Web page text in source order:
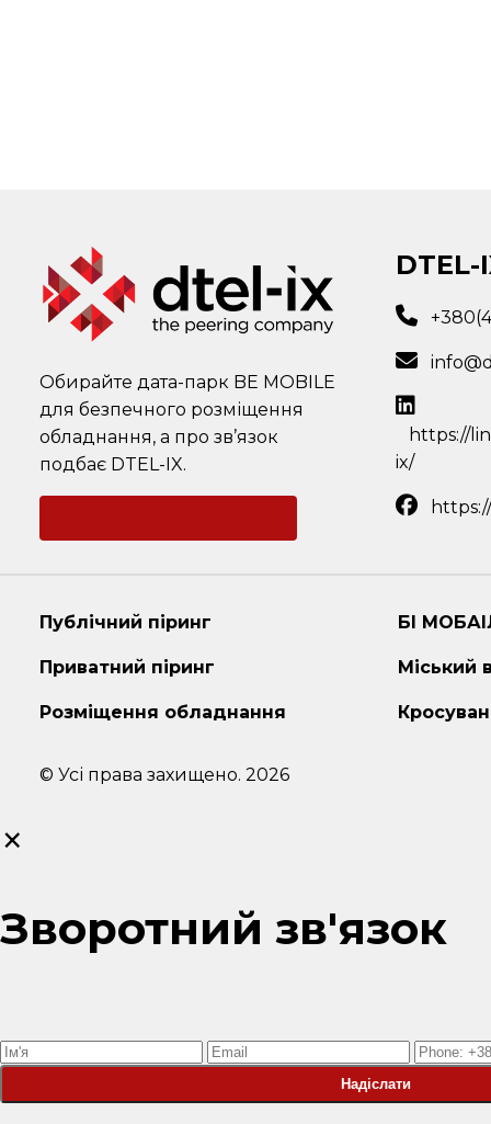
Обирайте дата-парк BE MOBILE
для безпечного розміщення
обладнання, а про зв’язок
подбає DTEL-IX.
DTEL-
https://
ix/
Публічний піринг
Приватний піринг
Розміщення обладнання
БІ
Міський
© Усі права захищено. 2026
×
Зворотний зв'язок
Надіслати